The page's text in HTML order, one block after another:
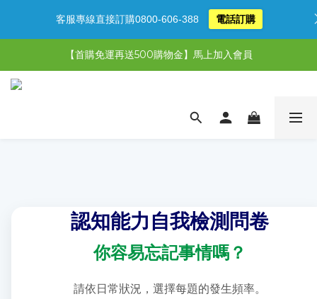
【限時特惠】全館滿1,000送500購物金！
【限時特惠】超值5選3，最高現省1,770元
【首購免運再送500購物金】馬上加入會員
認知能力自我檢測問卷
你容易忘記事情嗎？
請依日常狀況，選擇每題的發生頻率。
客服專線直接訂購0800-606-388 電話訂購